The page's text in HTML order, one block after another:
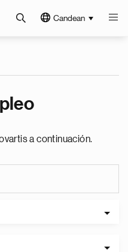
Candean
a continuación.